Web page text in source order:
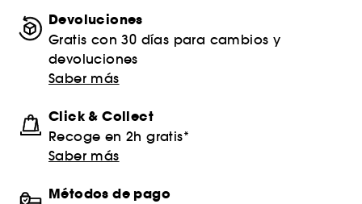
Devoluciones
Gratis con 30 días para cambios y
devoluciones
Saber más
Click & Collect
Recoge en 2h gratis*
Saber más
Métodos de pago